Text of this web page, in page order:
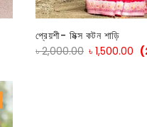
প্রেয়শী- মিক্স কটন শাড়ি
৳2,000.00 ৳ 1,500.00